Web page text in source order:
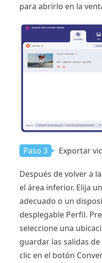
para abrirlo en la
Paso 3 Exportar
Después de volver a
el área inferior. Elija
adecuado o un
desplegable Perfil.
seleccione una
guardar las salidas
clic en el botón